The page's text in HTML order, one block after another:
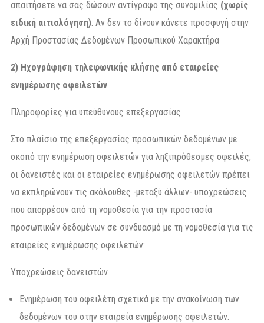
απαιτήσετε να σας δώσουν αντίγραφο της συνομιλίας (χωρίς
ειδική αιτιολόγηση) . Αν δεν το δίνουν κάνετε προσφυγή στην
Αρχή Προστασίας Δεδομένων Προσωπικού Χαρακτήρα
2) Ηχογράφηση τηλεφωνικής κλήσης από εταιρείες
ενημέρωσης οφειλετών
Πληροφορίες για υπεύθυνους επεξεργασίας
Στο πλαίσιο της επεξεργασίας προσωπικών δεδομένων με
σκοπό την ενημέρωση οφειλετών για ληξιπρόθεσμες οφειλές,
οι δανειστές και οι εταιρείες ενημέρωσης οφειλετών πρέπει
να εκπληρώνουν τις ακόλουθες -μεταξύ άλλων- υποχρεώσεις
που απορρέουν από τη νομοθεσία για την προστασία
προσωπικών δεδομένων σε συνδυασμό με τη νομοθεσία για τις
εταιρείες ενημέρωσης οφειλετών:
Υποχρεώσεις δανειστών
Ενημέρωση του οφειλέτη σχετικά με την ανακοίνωση των
δεδομένων του στην εταιρεία ενημέρωσης οφειλετών.